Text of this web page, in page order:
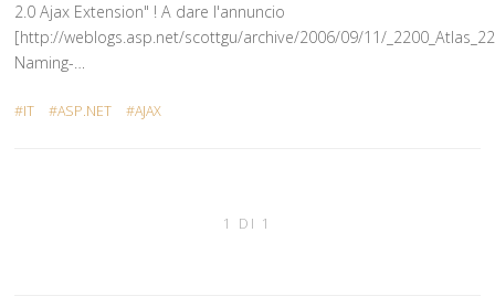
2.0 Ajax Extension" ! A dare l'annuncio
[http://weblogs.asp.net/scottgu/archive/2006/09/11/
Naming-…
IT ASP.NET AJAX
1 DI 1